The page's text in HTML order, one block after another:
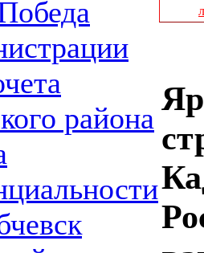
района